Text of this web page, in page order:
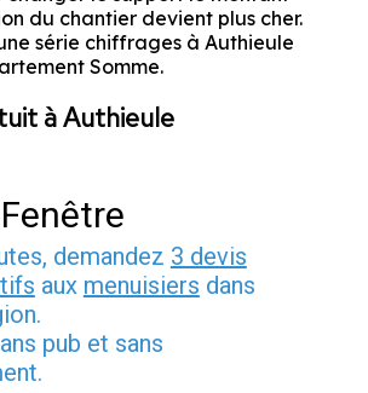
du chantier devient plus cher.
série chiffrages à Authieule
Somme.
à Authieule
demandez 3 devis
aux menuisiers dans
pub et sans